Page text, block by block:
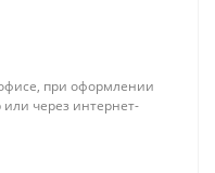
при оформлении
или через интернет-